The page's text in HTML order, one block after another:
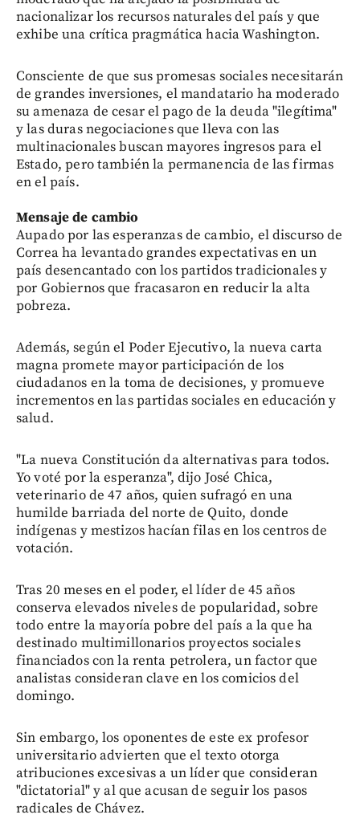
nacionalizar los recursos naturales del país y que
exhibe una crítica pragmática hacia Washington.
Consciente de que sus promesas sociales necesitarán
de grandes inversiones, el mandatario ha moderado
su amenaza de cesar el pago de la deuda "ilegítima"
y las duras negociaciones que lleva con las
multinacionales buscan mayores ingresos para el
Estado, pero también la permanencia de las firmas
en el país.
Mensaje de cambio
Aupado por las esperanzas de cambio, el discurso de
Correa ha levantado grandes expectativas en un
país desencantado con los partidos tradicionales y
por Gobiernos que fracasaron en reducir la alta
pobreza.
Además, según el Poder Ejecutivo, la nueva carta
magna promete mayor participación de los
ciudadanos en la toma de decisiones, y promueve
incrementos en las partidas sociales en educación y
salud.
"La nueva Constitución da alternativas para todos.
Yo voté por la esperanza", dijo José Chica,
veterinario de 47 años, quien sufragó en una
humilde barriada del norte de Quito, donde
indígenas y mestizos hacían filas en los centros de
votación.
Tras 20 meses en el poder, el líder de 45 años
conserva elevados niveles de popularidad, sobre
todo entre la mayoría pobre del país a la que ha
destinado multimillonarios proyectos sociales
financiados con la renta petrolera, un factor que
analistas consideran clave en los comicios del
domingo.
Sin embargo, los oponentes de este ex profesor
universitario advierten que el texto otorga
atribuciones excesivas a un líder que consideran
"dictatorial" y al que acusan de seguir los pasos
radicales de Chávez.